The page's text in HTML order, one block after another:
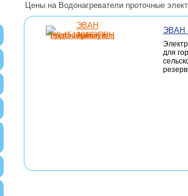
Цены на Водонагреватели проточные
ЭВАН
для